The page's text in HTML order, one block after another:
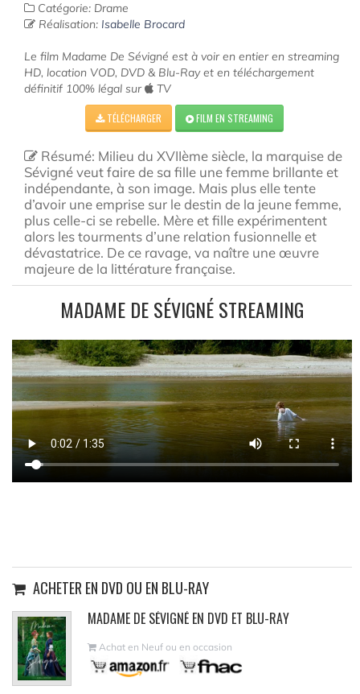
Catégorie: Drame
Réalisation: Isabelle Brocard
Le film Madame De Sévigné est à voir en entier en streaming
HD, location VOD, DVD & Blu-Ray et en téléchargement
définitif 100% légal sur
TV
TÉLÉCHARGER FILM EN STREAMING
Résumé: Milieu du XVIIème siècle, la marquise de
Sévigné veut faire de sa fille une femme brillante et
indépendante, à son image. Mais plus elle tente
d’avoir une emprise sur le destin de la jeune femme,
plus celle-ci se rebelle. Mère et fille expérimentent
alors les tourments d’une relation fusionnelle et
dévastatrice. De ce ravage, va naître une œuvre
majeure de la littérature française.
MADAME DE SÉVIGNÉ STREAMING
ACHETER EN DVD OU EN BLU-RAY
MADAME DE SÉVIGNÉ EN DVD ET BLU-RAY
Achat en Neuf ou en occasion